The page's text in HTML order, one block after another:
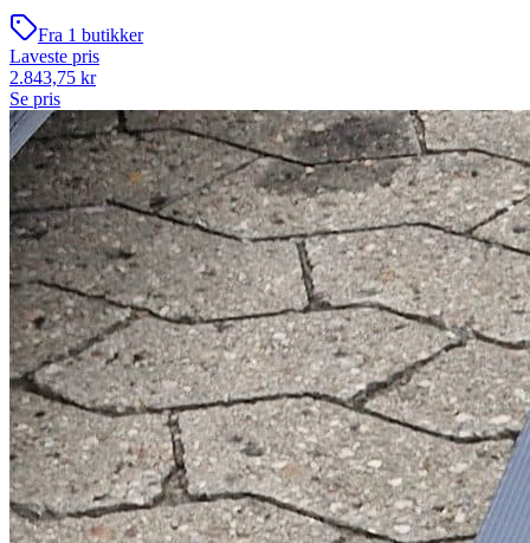
Fra 1 butikker
Laveste pris
2.843,75 kr
Se pris